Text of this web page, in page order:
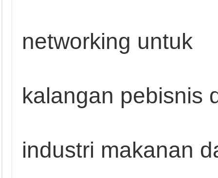
networking untuk
kalangan pebisnis
industri makanan